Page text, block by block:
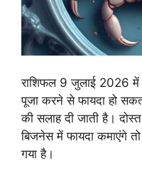
राशिफल 9 जुलाई 2026
पूजा करने से फायदा हो
की सलाह दी जाती है।
बिजनेस में फायदा कमाएंगे
गया है।